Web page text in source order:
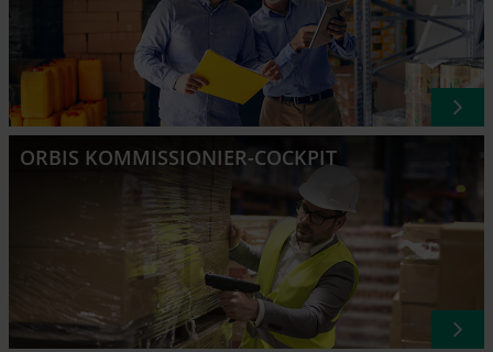
ORBIS KOMMISSIONIER-COCKPIT